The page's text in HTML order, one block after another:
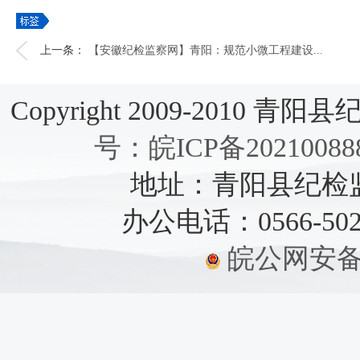
上一条： 【安徽纪检监察网】青阳：规范小微工程建设...
Copyright 2009-2010 青阳县
号：皖ICP备
地址：青阳县纪检
办公电话：0566-
皖公网安